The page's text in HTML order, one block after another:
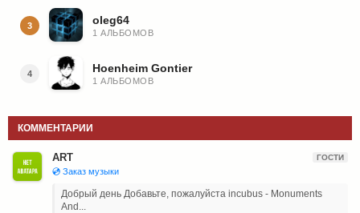
3 oleg64
1 АЛЬБОМОВ
4 Hoenheim Gontier
1 АЛЬБОМОВ
КОММЕНТАРИИ
ART ГОСТИ
💿 Заказ музыки
Добрый день Добавьте, пожалуйста incubus - Monuments
And...